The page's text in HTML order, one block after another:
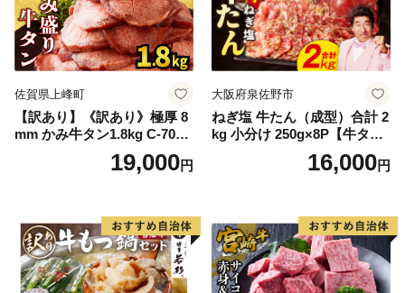
佐賀県上峰町
【訳あり】《訳あり》極厚 8
mm かみ牛タン1.8kg C-709-
19,000円
大阪府泉佐野市
ねぎ塩 牛たん（成型）合計 2
kg 小分け 250g×8P【牛タン
牛肉 焼肉用 薄切り 訳あり サ
16,000円